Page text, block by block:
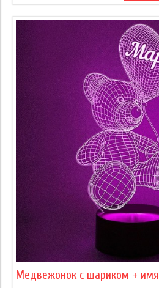
Медвежонок с шариком + имя